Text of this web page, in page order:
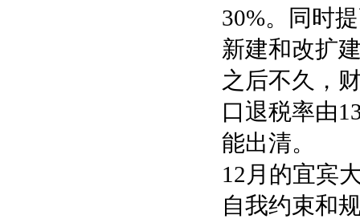
30%。同时
新建和改扩
之后不久，
口退税率由
能出清。
12月的宜宾
自我约束和